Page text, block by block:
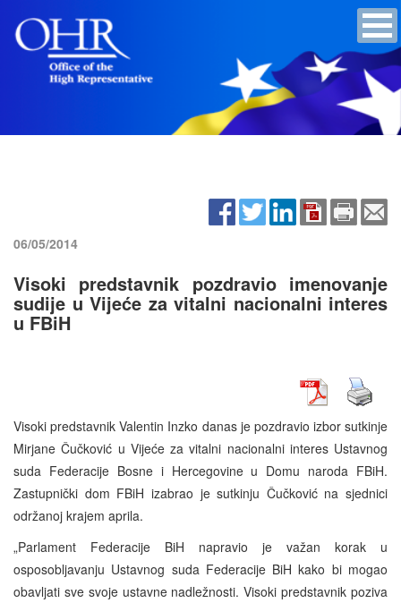
06/05/2014
Visoki predstavnik pozdravio imenovanje
sudije u Vijeće za vitalni nacionalni interes
u FBiH
Visoki predstavnik Valentin Inzko danas je pozdravio izbor sutkinje
Mirjane Čučković u Vijeće za vitalni nacionalni interes Ustavnog
suda Federacije Bosne i Hercegovine u Domu naroda FBiH.
Zastupnički dom FBiH izabrao je sutkinju Čučković na sjednici
održanoj krajem aprila.
„Parlament Federacije BiH napravio je važan korak u
osposobljavanju Ustavnog suda Federacije BiH kako bi mogao
obavljati sve svoje ustavne nadležnosti. Visoki predstavnik poziva